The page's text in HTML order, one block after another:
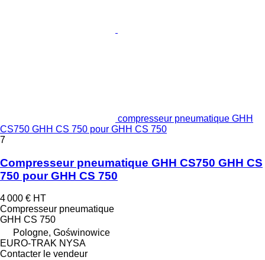
compresseur pneumatique GHH
CS750 GHH CS 750 pour GHH CS 750
7
Compresseur pneumatique GHH CS750 GHH CS
750 pour GHH CS 750
4 000 € HT
Compresseur pneumatique
GHH CS 750
Pologne, Goświnowice
EURO-TRAK NYSA
Contacter le vendeur